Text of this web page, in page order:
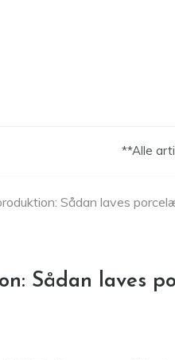
**Alle
Sådan laves
Sådan laves